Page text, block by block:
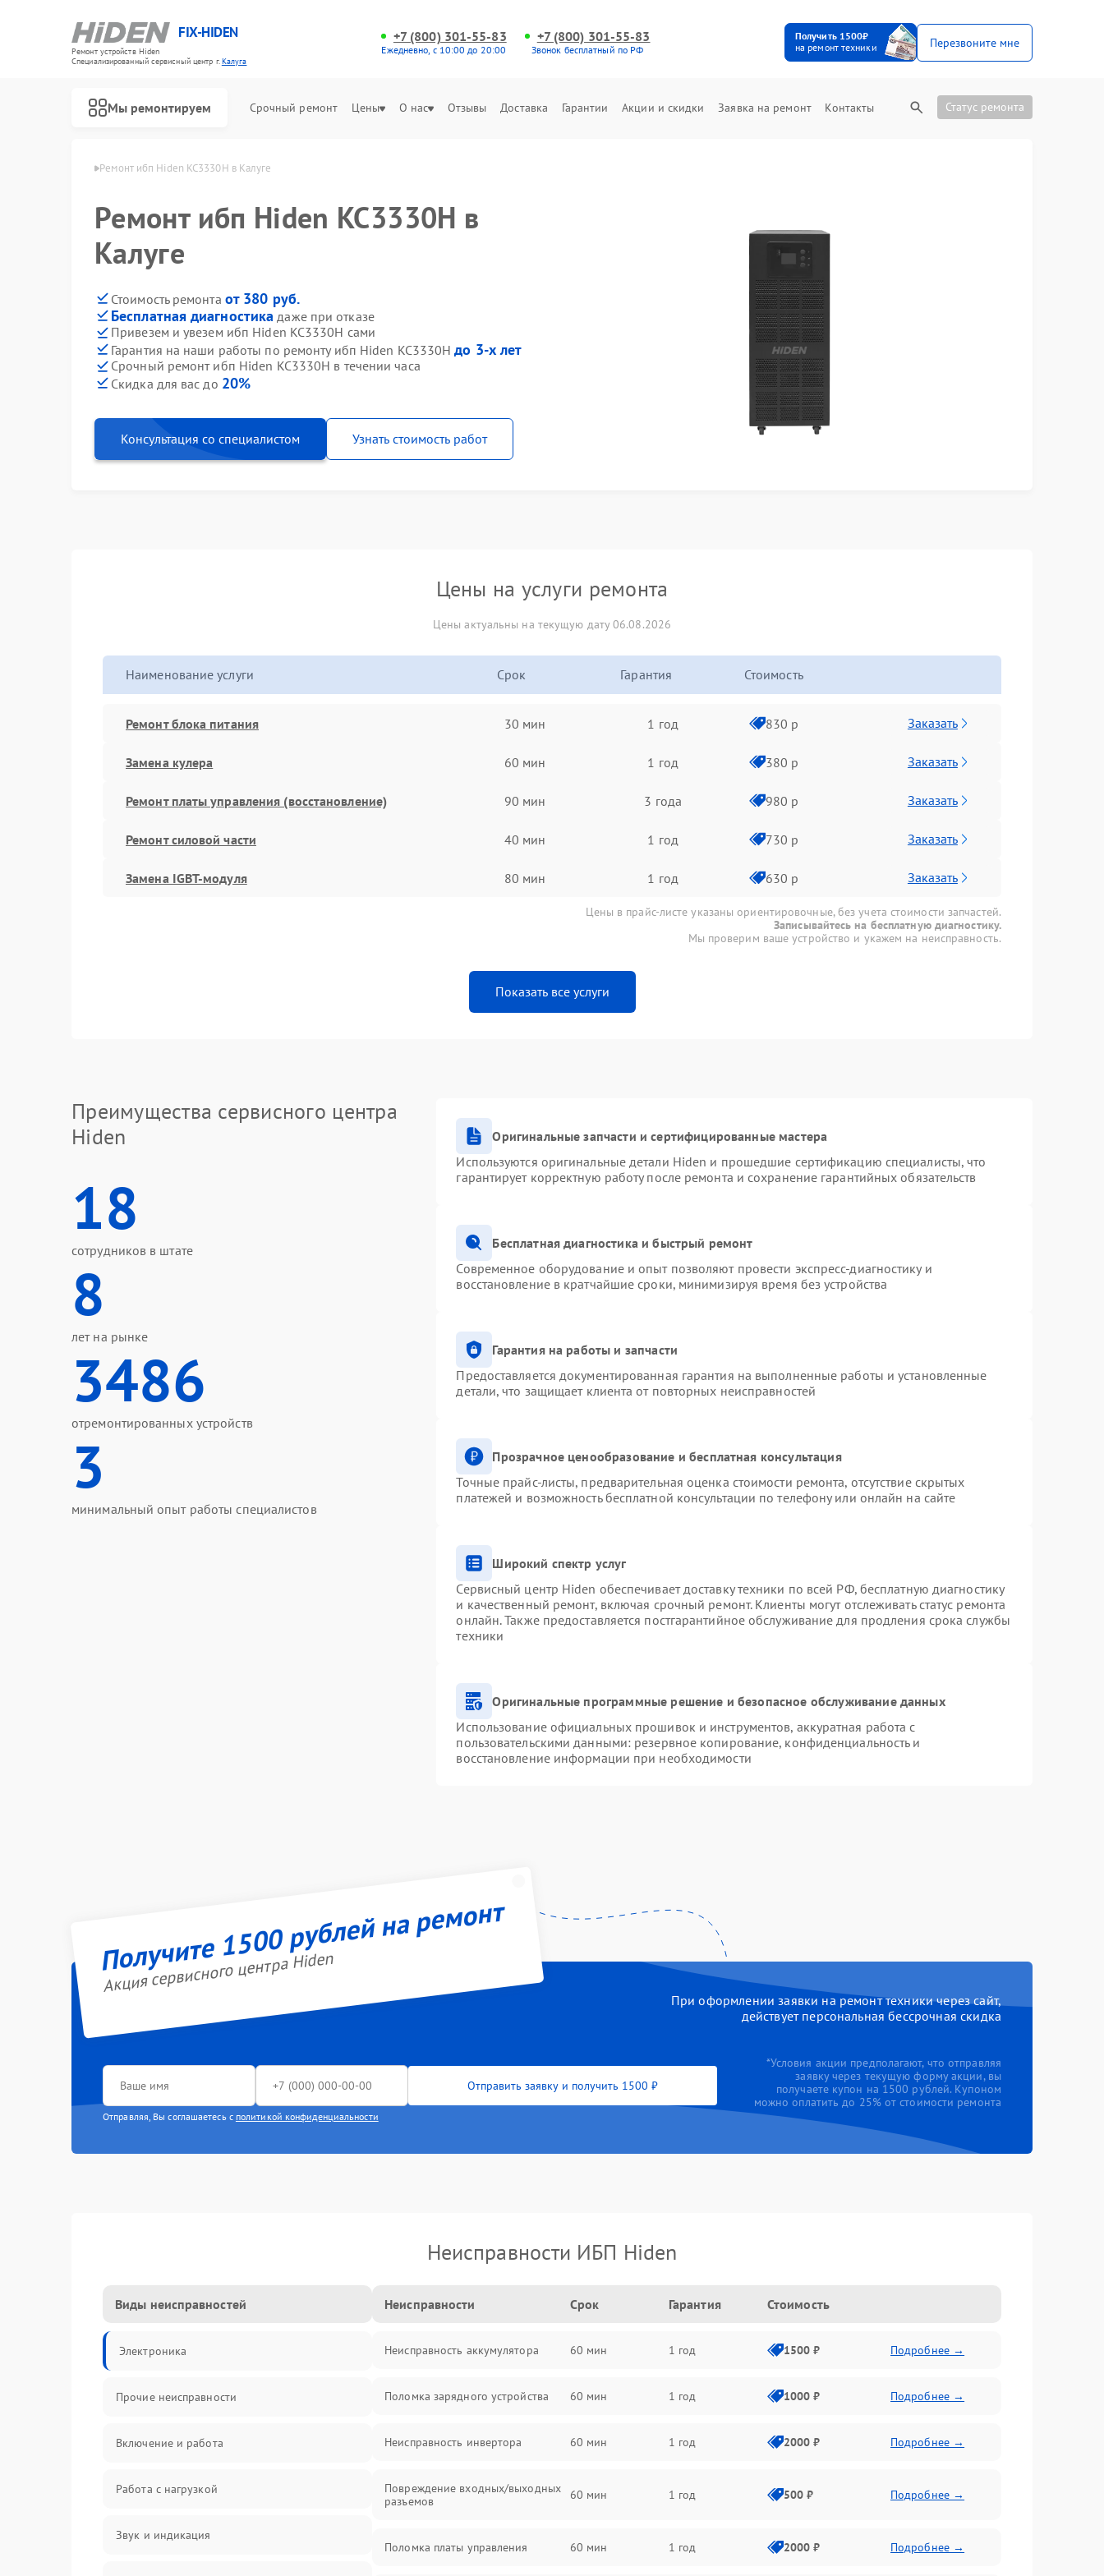
FIX-HIDEN
Ремонт устройств Hiden
Специализированный cервисный центр г.Калуга
+7 (800) 301-55-83
Ежедневно, с 10:00 до 20:00
+7 (800) 301-55-83
Звонок бесплатный по РФ
Получить 1500₽
на ремонт техники
Перезвоните мне
Мы ремонтируем Срочный ремонт Цены О нас Отзывы Доставка Гарантии Акции и скидки Заявка на ремонт Контакты Статус ремонта
ибп Hiden в Калуге Ремонт ибп Hiden KC3330H в Калуге
Ремонт ибп Hiden KC3330H в
Калуге
Стоимость ремонта от 380 руб.
Бесплатная диагностика даже при отказе
Привезем и увезем ибп Hiden KC3330H сами
Гарантия на наши работы по ремонту ибп Hiden KC3330Hдо 3-х лет
Срочный ремонт ибп Hiden KC3330H в течении часа
Скидка для вас до 20%
Консультация со специалистом Узнать стоимость работ
Цены на услуги ремонта
Цены актуальны на текущую дату 06.08.2026
Наименование услуги Срок Гарантия Стоимость
Ремонт блока питания 30 мин 1 год 830 р Заказать
Замена кулера 60 мин 1 год 380 р Заказать
Ремонт платы управления (восстановление) 90 мин 3 года 980 р Заказать
Ремонт силовой части 40 мин 1 год 730 р Заказать
Замена IGBT-модуля 80 мин 1 год 630 р Заказать
Цены в прайс-листе указаны ориентировочные, без учета стоимости запчастей.
Записывайтесь на бесплатную диагностику.
Мы проверим ваше устройство и укажем на неисправность.
Показать все услуги
Преимущества сервисного центра
Hiden
18
сотрудников в штате
8
лет на рынке
3486
отремонтированных устройств
3
минимальный опыт работы специалистов
Оригинальные запчасти и сертифицированные мастера
Используются оригинальные детали Hiden и прошедшие сертификацию специалисты, что
гарантирует корректную работу после ремонта и сохранение гарантийных обязательств
Бесплатная диагностика и быстрый ремонт
Современное оборудование и опыт позволяют провести экспресс-диагностику и
восстановление в кратчайшие сроки, минимизируя время без устройства
Гарантия на работы и запчасти
Предоставляется документированная гарантия на выполненные работы и установленные
детали, что защищает клиента от повторных неисправностей
Прозрачное ценообразование и бесплатная консультация
Точные прайс-листы, предварительная оценка стоимости ремонта, отсутствие скрытых
платежей и возможность бесплатной консультации по телефону или онлайн на сайте
Широкий спектр услуг
Сервисный центр Hiden обеспечивает доставку техники по всей РФ, бесплатную диагностику
и качественный ремонт, включая срочный ремонт. Клиенты могут отслеживать статус ремонта
онлайн. Также предоставляется постгарантийное обслуживание для продления срока службы
техники
Оригинальные программные решение и безопасное обслуживание данных
Использование официальных прошивок и инструментов, аккуратная работа с
пользовательскими данными: резервное копирование, конфиденциальность и
восстановление информации при необходимости
Получите 1500 рублей на ремонт
Акция сервисного центра Hiden
При оформлении заявки на ремонт техники через сайт,
действует персональная бессрочная скидка
Отправить заявку и получить 1500 ₽
Отправляя, Вы соглашаетесь с политикой конфиденциальности
*Условия акции предполагают, что отправляя
заявку через текущую форму акции, вы
получаете купон на 1500 рублей. Купоном
можно оплатить до 25% от стоимости ремонта
Неисправности ИБП Hiden
Виды неисправностей
Электроника
Прочие неисправности
Включение и работа
Работа с нагрузкой
Звук и индикация
Неисправности Срок Гарантия Стоимость
Неисправность аккумулятора 60 мин 1 год 1500 ₽ Подробнее →
Поломка зарядного устройства 60 мин 1 год 1000 ₽ Подробнее →
Неисправность инвертора 60 мин 1 год 2000 ₽ Подробнее →
Повреждение входных/выходных
разъемов
60 мин 1 год 500 ₽ Подробнее →
Поломка платы управления 60 мин 1 год 2000 ₽ Подробнее →